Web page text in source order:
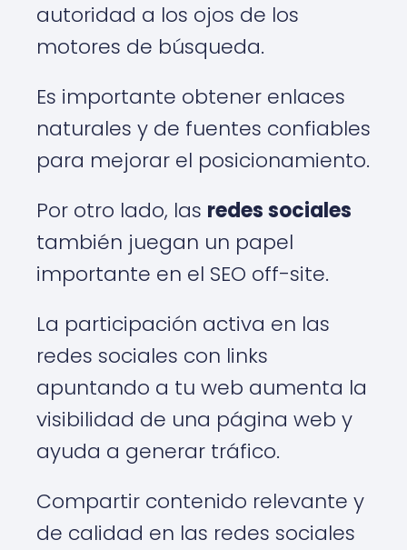
autoridad a los ojos de los
motores de búsqueda.
Es importante obtener enlaces
naturales y de fuentes confiables
para mejorar el posicionamiento.
Por otro lado, las redes sociales
también juegan un papel
importante en el SEO off-site.
La participación activa en las
redes sociales con links
apuntando a tu web aumenta la
visibilidad de una página web y
ayuda a generar tráfico.
Compartir contenido relevante y
de calidad en las redes sociales